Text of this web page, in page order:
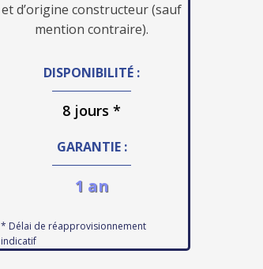
et d’origine constructeur (sauf
mention contraire).
DISPONIBILITÉ :
8 jours *
GARANTIE :
1 an
* Délai de réapprovisionnement
indicatif